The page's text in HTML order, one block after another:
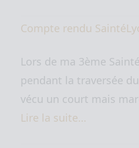
Compte rendu
Lors de ma 3ème
pendant la traversée
vécu un court mais
Lire la suite…